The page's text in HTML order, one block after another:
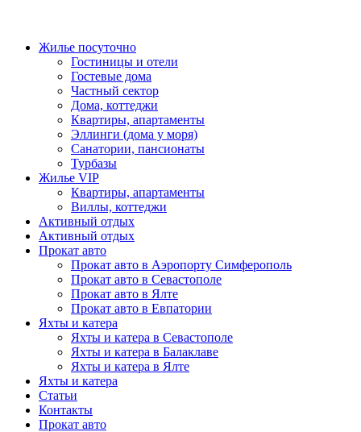
Жилье посуточно
Гостиницы и отели
Гостевые дома
Частный сектор
Дома, коттеджи
Квартиры, апартаменты
Эллинги (дома у моря)
Санатории, пансионаты
Турбазы
Жилье VIP
Квартиры, апартаменты
Виллы, коттеджи
Активный отдых
Активный отдых
Прокат авто
Прокат авто в Аэропорту Симферополь
Прокат авто в Севастополе
Прокат авто в Ялте
Прокат авто в Евпатории
Яхты и катера
Яхты и катера в Севастополе
Яхты и катера в Балаклаве
Яхты и катера в Ялте
Яхты и катера
Статьи
Контакты
Прокат авто